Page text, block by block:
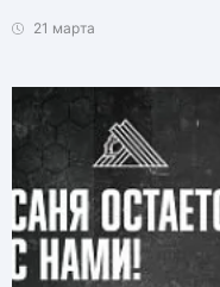
21 марта